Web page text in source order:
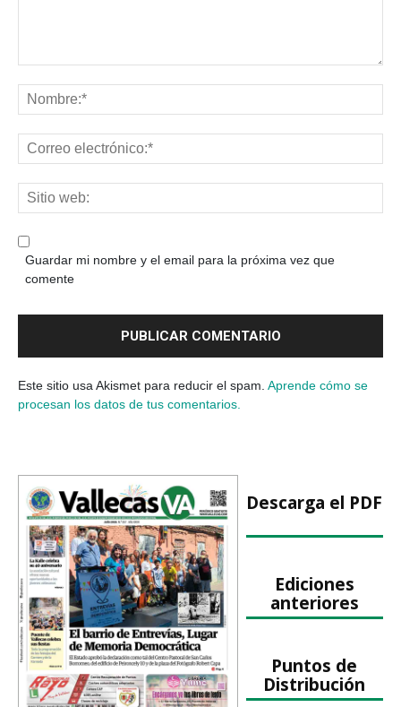
Guardar mi nombre y el email para la próxima vez que
comente
Este sitio usa Akismet para reducir el spam. Aprende cómo se
procesan los datos de tus comentarios.
Descarga el PDF
Ediciones
anteriores
Puntos de
Distribución